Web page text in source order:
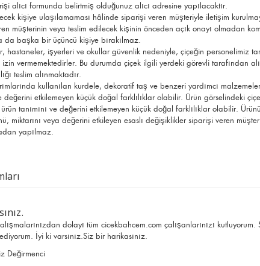
alıcı formunda belirtmiş olduğunuz alıcı adresine yapılacaktır.
kişiye ulaşılamaması hâlinde siparişi veren müşteriyle iletişim
müşterinin veya teslim edilecek kişinin önceden açık onayı olmadan
da başka bir üçüncü kişiye bırakılmaz.
hastaneler, işyerleri ve okullar güvenlik nedeniyle, çiçeğin personelimiz
izin vermemektedirler. Bu durumda çiçek ilgili yerdeki görevli tarafından
teslim alınmaktadır.
kullanılan kurdele, dekoratif taş ve benzeri yardımcı
değerini etkilemeyen küçük doğal farklılıklar olabilir. Ürün görselindeki
tanımını ve değerini etkilemeyen küçük doğal farklılıklar olabilir.
miktarını veya değerini etkileyen esaslı değişiklikler siparişi veren
yapılmaz.
dolayı tüm cicekbahcem.com çalışanlarınızı
İyi ki varsınız.Siz bir harikasınız.
Değirmenci